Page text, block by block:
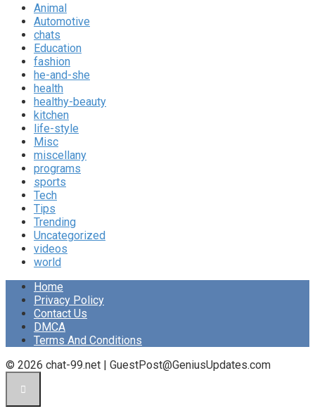
Animal
Automotive
chats
Education
fashion
he-and-she
health
healthy-beauty
kitchen
life-style
Misc
miscellany
programs
sports
Tech
Tips
Trending
Uncategorized
videos
world
Home
Privacy Policy
Contact Us
DMCA
Terms And Conditions
© 2026 chat-99.net | GuestPost@GeniusUpdates.com